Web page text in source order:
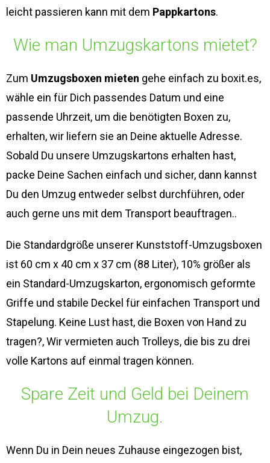
leicht passieren kann mit dem Pappkartons.
Wie man Umzugskartons mietet?
Zum Umzugsboxen mieten gehe einfach zu boxit.es,
wähle ein für Dich passendes Datum und eine
passende Uhrzeit, um die benötigten Boxen zu,
erhalten, wir liefern sie an Deine aktuelle Adresse.
Sobald Du unsere Umzugskartons erhalten hast,
packe Deine Sachen einfach und sicher, dann kannst
Du den Umzug entweder selbst durchführen, oder
auch gerne uns mit dem Transport beauftragen..
Die Standardgröße unserer Kunststoff-Umzugsboxen
ist 60 cm x 40 cm x 37 cm (88 Liter), 10% größer als
ein Standard-Umzugskarton, ergonomisch geformte
Griffe und stabile Deckel für einfachen Transport und
Stapelung. Keine Lust hast, die Boxen von Hand zu
tragen?, Wir vermieten auch Trolleys, die bis zu drei
volle Kartons auf einmal tragen können.
Spare Zeit und Geld bei Deinem
Umzug.
Wenn Du in Dein neues Zuhause eingezogen bist,